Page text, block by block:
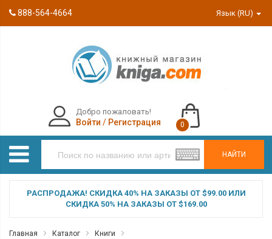
888-564-4664 Язык (RU)
НАЙТИ
Добро пожаловать!
Войти / Регистрация 0
РАСПРОДАЖА! СКИДКА 40% НА ЗАКАЗЫ ОТ $99.00 ИЛИ
СКИДКА 50% НА ЗАКАЗЫ ОТ $169.00
Главная Каталог
Книги